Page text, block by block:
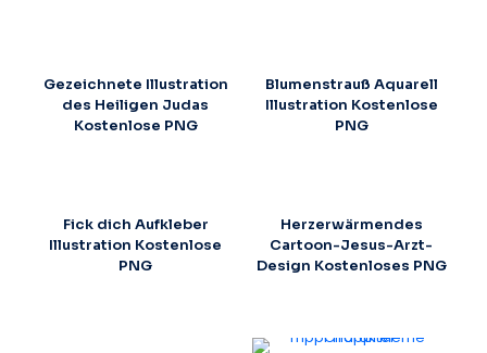
Gezeichnete Illustration
des Heiligen Judas
Kostenlose PNG
Blumenstrauß Aquarell
Illustration Kostenlose
PNG
Fick dich Aufkleber
Illustration Kostenlose
PNG
Herzerwärmendes
Cartoon-Jesus-Arzt-
Design Kostenloses PNG